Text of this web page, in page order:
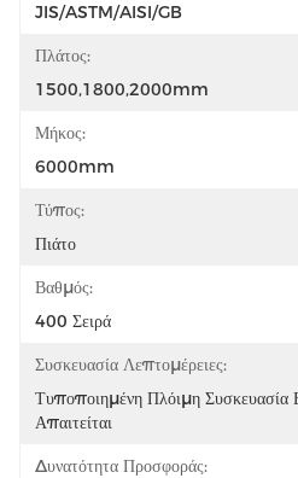
JIS/ASTM/AISI/GB
Πλάτος:
1500,1800,2000mm
Μήκος:
6000mm
Τύπος:
Πιάτο
Βαθμός:
400 Σειρά
Συσκευασία Λεπτομέρειες:
Τυποποιημένη Πλόιμη
Απαιτείται
Δυνατότητα Προσφοράς: